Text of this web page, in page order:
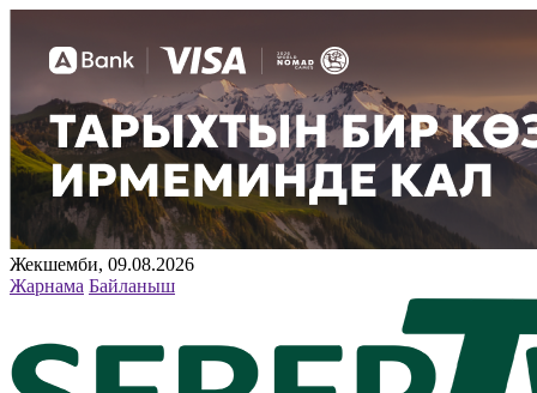
Жекшемби, 09.08.2026
Жарнама Байланыш